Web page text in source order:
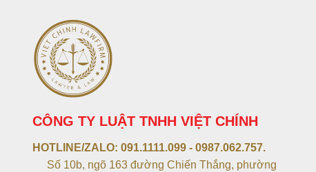
CÔNG TY LUẬT TNHH VIỆT CHÍNH
HOTLINE/ZALO: 091.1111.099 - 0987.062.757.
Số 10b, ngõ 163 đường Chiến Thắng, phường